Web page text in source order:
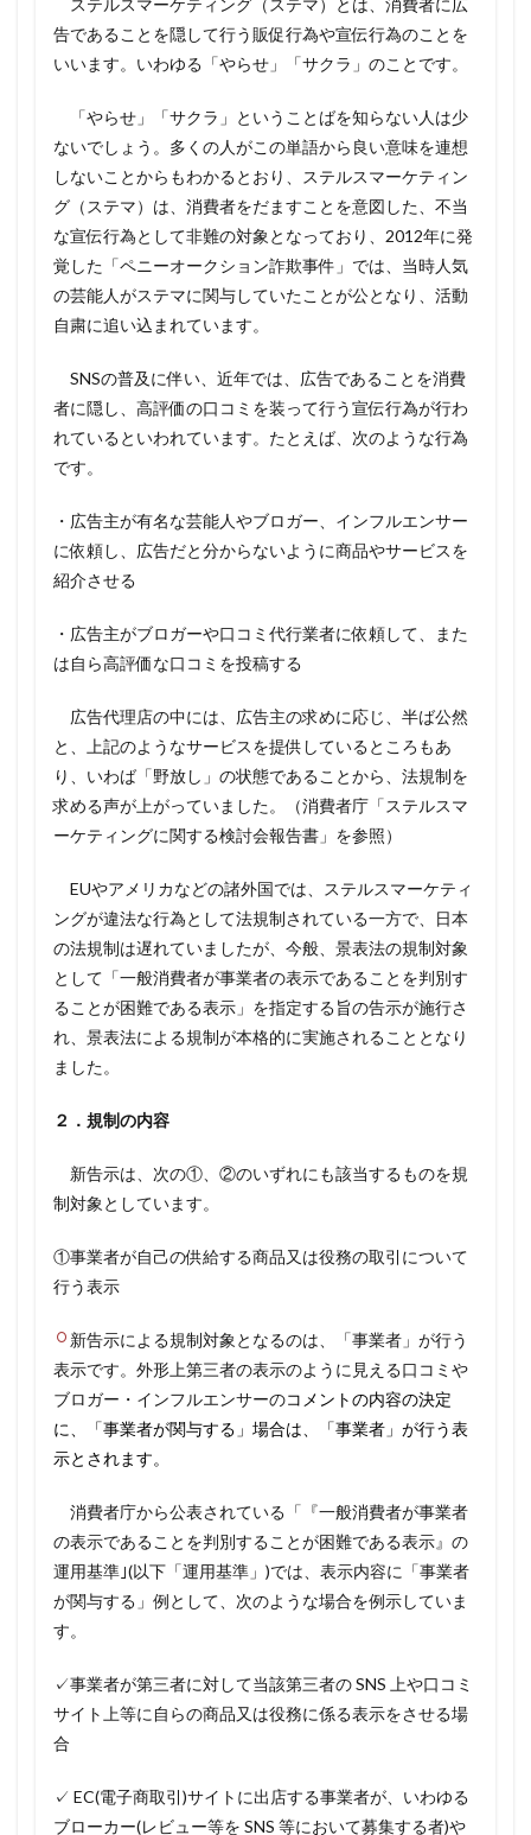
ステルスマーケティング（ステマ）とは、消費者に広
告であることを隠して行う販促行為や宣伝行為のことを
いいます。いわゆる「やらせ」「サクラ」のことです。
「やらせ」「サクラ」ということばを知らない人は少
ないでしょう。多くの人がこの単語から良い意味を連想
しないことからもわかるとおり、ステルスマーケティン
グ（ステマ）は、消費者をだますことを意図した、不当
な宣伝行為として非難の対象となっており、2012年に発
覚した「ペニーオークション詐欺事件」では、当時人気
の芸能人がステマに関与していたことが公となり、活動
自粛に追い込まれています。
SNSの普及に伴い、近年では、広告であることを消費
者に隠し、高評価の口コミを装って行う宣伝行為が行わ
れているといわれています。たとえば、次のような行為
です。
・広告主が有名な芸能人やブロガー、インフルエンサー
に依頼し、広告だと分からないように商品やサービスを
紹介させる
・広告主がブロガーや口コミ代行業者に依頼して、また
は自ら高評価な口コミを投稿する
広告代理店の中には、広告主の求めに応じ、半ば公然
と、上記のようなサービスを提供しているところもあ
り、いわば「野放し」の状態であることから、法規制を
求める声が上がっていました。（消費者庁「ステルスマ
ーケティングに関する検討会報告書」を参照）
EUやアメリカなどの諸外国では、ステルスマーケティ
ングが違法な行為として法規制されている一方で、日本
の法規制は遅れていましたが、今般、景表法の規制対象
として「一般消費者が事業者の表示であることを判別す
ることが困難である表示」を指定する旨の告示が施行さ
れ、景表法による規制が本格的に実施されることとなり
ました。
２．規制の内容
新告示は、次の①、②のいずれにも該当するものを規
制対象としています。
①事業者が自己の供給する商品又は役務の取引について
行う表示
新告示による規制対象となるのは、「事業者」が行う
表示です。外形上第三者の表示のように見える口コミや
ブロガー・インフルエンサーのコメントの内容の決定
に、「事業者が関与する」場合は、「事業者」が行う表
示とされます。
消費者庁から公表されている「『一般消費者が事業者
の表示であることを判別することが困難である表示』の
運用基準｣(以下「運用基準」)では、表示内容に「事業者
が関与する」例として、次のような場合を例示していま
す。
✓事業者が第三者に対して当該第三者の SNS 上や口コミ
サイト上等に自らの商品又は役務に係る表示をさせる場
合
✓ EC(電子商取引)サイトに出店する事業者が、いわゆる
ブローカー(レビュー等を SNS 等において募集する者)や